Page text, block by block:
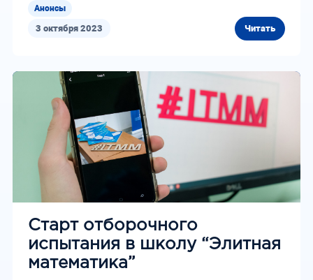
3 октября 2023 Читать
Анонсы
Старт отборочного
испытания в школу “Элитная
математика”